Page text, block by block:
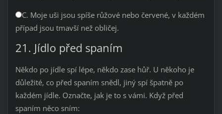
C. Moje uši jsou spíše růžové nebo červené, v každém
případ jsou tmavší než obličej.
21. Jídlo před spaním
Někdo po jídle spí lépe, někdo zase hůř. U někoho je
důležité, co před spaním snědl, jiný spí špatně po
každém jídle. Označte, jak je to s vámi. Když před
spaním něco sním: